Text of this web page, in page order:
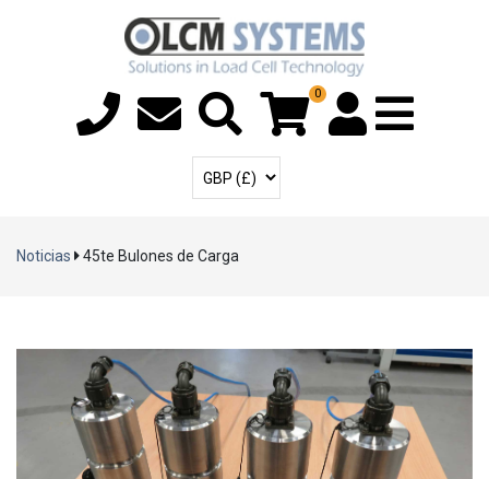
0
Cuenta deMenú
Seleccione la moneda
Noticias 45te Bulones de Carga